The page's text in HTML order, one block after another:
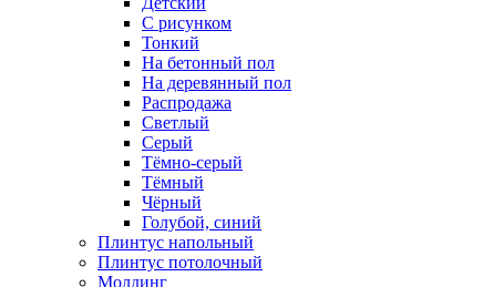
С рисунком
Тонкий
На бетонный пол
На деревянный пол
Распродажа
Светлый
Серый
Тёмно-серый
Тёмный
Чёрный
Голубой, синий
Плинтус напольный
Плинтус потолочный
Молдинг